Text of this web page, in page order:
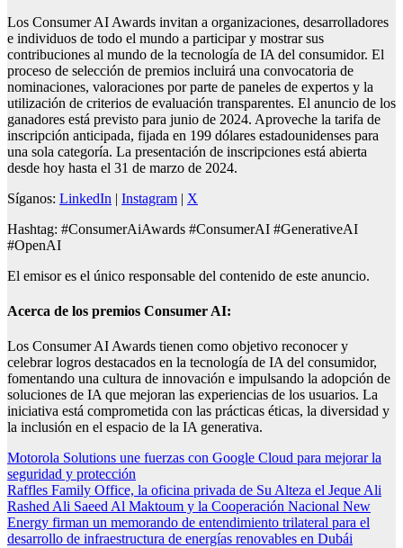
Los Consumer AI Awards invitan a organizaciones, desarrolladores
e individuos de todo el mundo a participar y mostrar sus
contribuciones al mundo de la tecnología de IA del consumidor. El
proceso de selección de premios incluirá una convocatoria de
nominaciones, valoraciones por parte de paneles de expertos y la
utilización de criterios de evaluación transparentes. El anuncio de los
ganadores está previsto para junio de 2024. Aproveche la tarifa de
inscripción anticipada, fijada en 199 dólares estadounidenses para
una sola categoría. La presentación de inscripciones está abierta
desde hoy hasta el 31 de marzo de 2024.
Síganos: LinkedIn | Instagram | X
Hashtag: #ConsumerAiAwards #ConsumerAI #GenerativeAI
#OpenAI
El emisor es el único responsable del contenido de este anuncio.
Acerca de los premios Consumer AI:
Los Consumer AI Awards tienen como objetivo reconocer y
celebrar logros destacados en la tecnología de IA del consumidor,
fomentando una cultura de innovación e impulsando la adopción de
soluciones de IA que mejoran las experiencias de los usuarios. La
iniciativa está comprometida con las prácticas éticas, la diversidad y
la inclusión en el espacio de la IA generativa.
Post
navigation
Motorola Solutions une fuerzas con Google Cloud para mejorar la
seguridad y protección
Raffles Family Office, la oficina privada de Su Alteza el Jeque Ali
Rashed Ali Saeed Al Maktoum y la Cooperación Nacional New
Energy firman un memorando de entendimiento trilateral para el
desarrollo de infraestructura de energías renovables en Dubái